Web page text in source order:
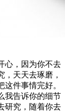
，因为你不去
天天去琢磨，
件事情完好。
我告诉你的细节
研究，随着你去